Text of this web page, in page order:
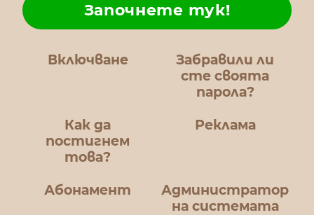
Включване
Забравили ли
сте своята
парола?
Как да
постигнем
това?
Започнете тук!
Реклама
Абонамент
Администратор
на системата